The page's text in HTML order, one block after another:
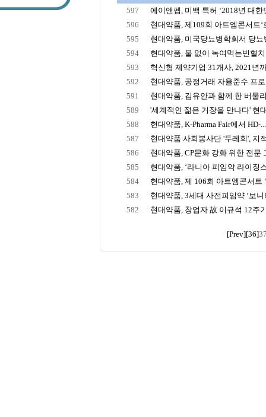
597
에이앤펩, 미백 특허 ‘2018년 대한
596
현대약품, 제109회 아트엠콘서트‘
595
현대약품, 미국당뇨병학회서 당뇨
594
현대약품, 물 없이 녹여먹는빈혈
593
혁신형 제약기업 31개사, 2021년
592
현대약품, 공정거래 자율준수 프
591
현대약품, 김유안과 함께 한 버물
589
'세계적인 젊은 거장을 만나다' 현
588
현대약품, K-Pharma Fair에서 HD-...
587
현대약품 사회봉사단 '두레회', 지
586
현대약품, CP문화 강화 위한 전문
585
현대약품, ‘라니아 피임약 라이징
584
현대약품, 제 106회 아트엠콘서트
583
현대약품, 3세대 사전피임약 ‘보니
582
현대약품, 창업자 故 이규석 12주
[Prev][36]